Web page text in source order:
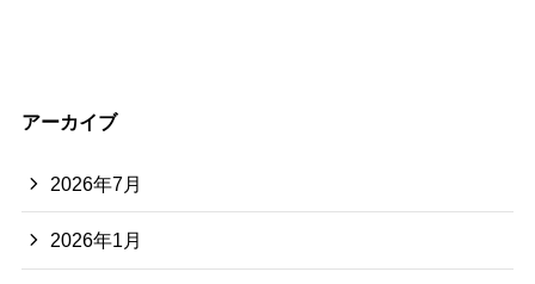
アーカイブ
2026年7月
2026年1月